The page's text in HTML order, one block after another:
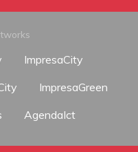
ImpresaCity
ImpresaGreen
AgendaIct